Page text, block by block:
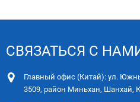
СВЯЗАТЬСЯ С
Главный офис (Китай): ул.
3509, район Миньхан, Шанхай,